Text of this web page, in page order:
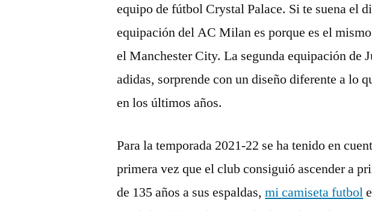
equipo de fútbol Crystal Palace. Si te suena el
equipación del AC Milan es porque es el
el Manchester City. La segunda equipación de
adidas, sorprende con un diseño diferente a lo
en los últimos años.
Para la temporada 2021-22 se ha tenido en
primera vez que el club consiguió ascender a
de 135 años a sus espaldas,mi camiseta futbol